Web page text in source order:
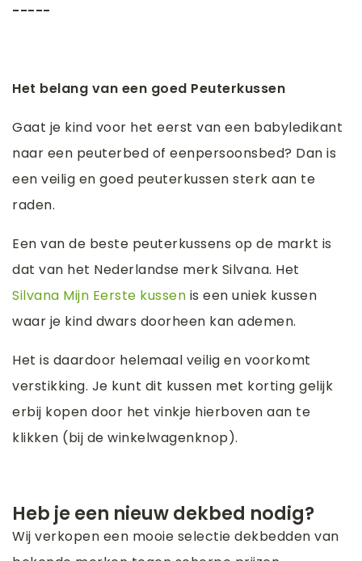
-----
Het belang van een goed Peuterkussen
Gaat je kind voor het eerst van een babyledikant
naar een peuterbed of eenpersoonsbed? Dan is
een veilig en goed peuterkussen sterk aan te
raden.
Een van de beste peuterkussens op de markt is
dat van het Nederlandse merk Silvana. Het
Silvana Mijn Eerste kussen is een uniek kussen
waar je kind dwars doorheen kan ademen.
Het is daardoor helemaal veilig en voorkomt
verstikking. Je kunt dit kussen met korting gelijk
erbij kopen door het vinkje hierboven aan te
klikken (bij de winkelwagenknop).
Heb je een nieuw dekbed nodig?
Wij verkopen een mooie selectie dekbedden van